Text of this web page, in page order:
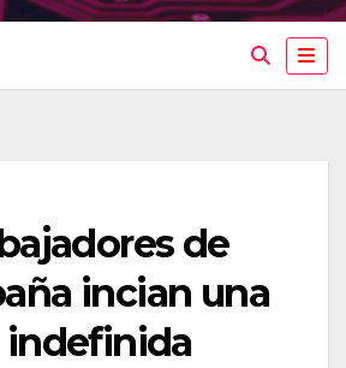
de
incian una
indefinida